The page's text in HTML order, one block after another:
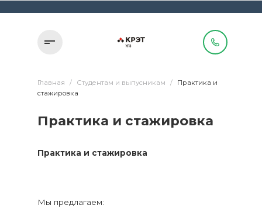
Главная / Студентам и выпусникам /
Практика и
стажировка
Практика и стажировка
Практика и стажировка
Мы предлагаем: